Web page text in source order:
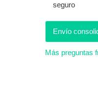
seguro
Envío
Más preguntas